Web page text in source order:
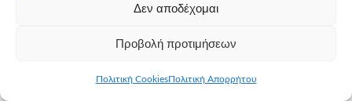
Δεν αποδέχομαι
Προβολή προτιμήσεων
Πολιτική CookiesΠολιτική Απορρήτου
ζωής του», όπως μας είπε η μαμά του. Τώρα, η αβεβαιότητα
την παραμονή του στο νοσοκομείο.